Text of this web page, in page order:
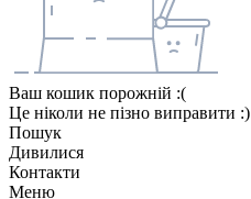
Ваш кошик порожній :(
Це ніколи не пізно виправити :)
Пошук
Дивилися
Контакти
Меню